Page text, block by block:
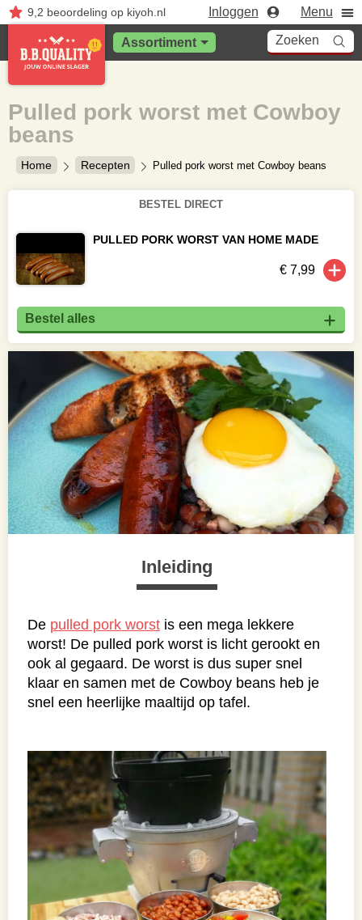
9,2 beoordelingop kiyoh.nl Inloggen Menu
Assortiment Zoeken
Home Recepten Pulled pork worst met Cowboy beans
Pulled pork worst met Cowboy
beans
Inleiding
De pulled pork worst is een mega lekkere
worst! De pulled pork worst is licht gerookt en
ook al gegaard. De worst is dus super snel
klaar en samen met de Cowboy beans heb je
snel een heerlijke maaltijd op tafel.
BESTEL DIRECT
PULLED PORK WORST VAN HOME MADE
€ 7,99
Bestel alles